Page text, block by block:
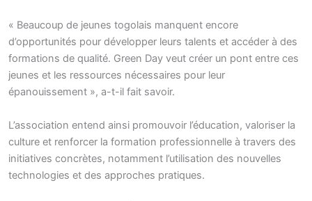
« Beaucoup de jeunes togolais manquent encore
d’opportunités pour développer leurs talents et accéder à des
formations de qualité. Green Day veut créer un pont entre ces
jeunes et les ressources nécessaires pour leur
épanouissement », a-t-il fait savoir.
L’association entend ainsi promouvoir l’éducation, valoriser la
culture et renforcer la formation professionnelle à travers des
initiatives concrètes, notamment l’utilisation des nouvelles
technologies et des approches pratiques.